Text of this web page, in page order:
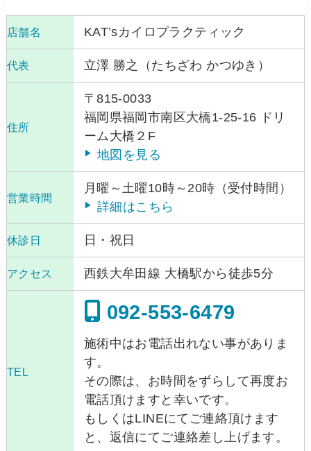
店舗名 KAT’sカイロプラクティック
代表 立澤 勝之（たちざわ かつゆき）
住所
〒815-0033
福岡県福岡市南区大橋1-25-16 ドリ
ーム大橋２F
地図を見る
営業時間
月曜～土曜10時～20時（受付時間）
詳細はこちら
休診日 日・祝日
アクセス 西鉄大牟田線 大橋駅から徒歩5分
TEL
092-553-6479
施術中はお電話出れない事がありま
す。
その際は、お時間をずらして再度お
電話頂けますと幸いです。
もしくはLINEにてご連絡頂けます
と、返信にてご連絡差し上げます。